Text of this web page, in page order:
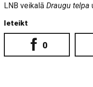
LNB veikalāDraugu telpa
Ieteikt
0